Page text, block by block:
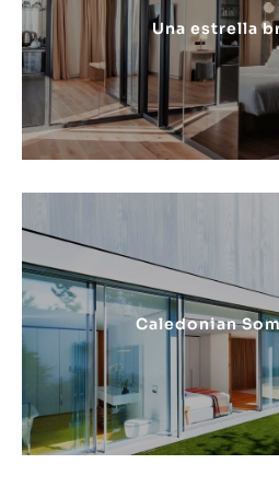
Una estrella
Caledonian